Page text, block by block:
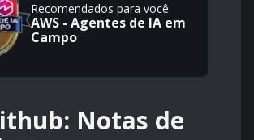
Recomendados para você
AWS - Agentes de IA em
Campo
Notas de